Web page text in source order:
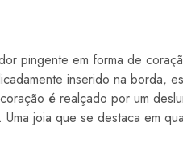
pingente em forma de
inserido na borda,
é realçado por um
joia que se destaca em